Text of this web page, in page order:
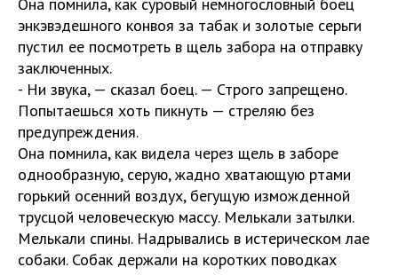
энкэвэдешного конвоя за табак и золотые серьги
пустил ее посмотреть в щель забора на отправку
заключенных.
- Ни звука, — сказал боец. — Строго запрещено.
Попытаешься хоть пикнуть — стреляю без
предупреждения.
Она помнила, как видела через щель в заборе
однообразную, серую, жадно хватающую ртами
горький осенний воздух, бегущую изможденной
трусцой человеческую массу. Мелькали затылки.
Мелькали спины. Надрывались в истерическом лае
собаки. Собак держали на коротких поводках